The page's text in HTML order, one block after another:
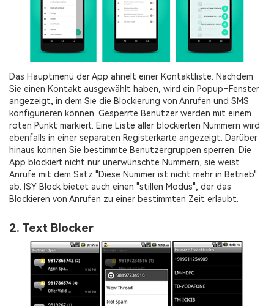
Das Hauptmenü der App ähnelt einer Kontaktliste. Nachdem
Sie einen Kontakt ausgewählt haben, wird ein Popup–Fenster
angezeigt, in dem Sie die Blockierung von Anrufen und SMS
konfigurieren können. Gesperrte Benutzer werden mit einem
roten Punkt markiert. Eine Liste aller blockierten Nummern wird
ebenfalls in einer separaten Registerkarte angezeigt. Darüber
hinaus können Sie bestimmte Benutzergruppen sperren. Die
App blockiert nicht nur unerwünschte Nummern, sie weist
Anrufe mit dem Satz "Diese Nummer ist nicht mehr in Betrieb"
ab. ISY Block bietet auch einen "stillen Modus", der das
Blockieren von Anrufen zu einer bestimmten Zeit erlaubt.
2. Text Blocker